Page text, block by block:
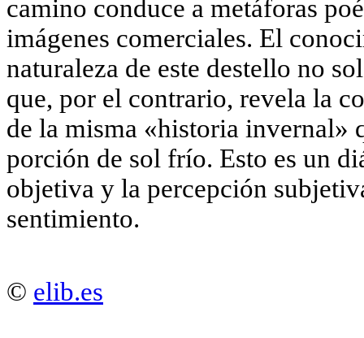
camino conduce a metáforas
imágenes comerciales. El
naturaleza de este destello no
que, por el contrario, revela la
de la misma «historia invernal»
porción de sol frío. Esto es un
objetiva y la percepción
sentimiento.
© elib.es